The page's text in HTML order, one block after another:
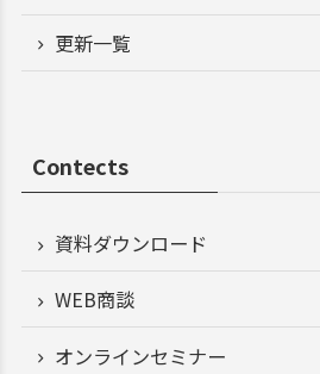
更新一覧
Contects
資料ダウンロード
WEB商談
オンラインセミナー